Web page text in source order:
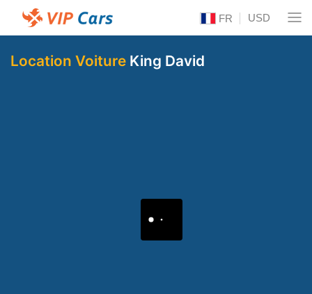
FR USD
Location Voiture King David